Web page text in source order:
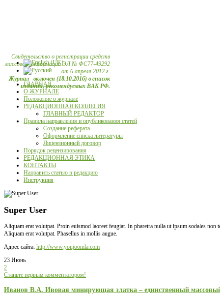
Свидетельство о регистрации средств
массовой информации ЭЛ № ФС77-49292
от 6 апреля 2012 г.
Журнал включен (18.10.2016) в список
изданий, рекомендуемых ВАК РФ.
ГЛАВНАЯ
О ЖУРНАЛЕ
Положение о журнале
РЕДАКЦИОННАЯ КОЛЛЕГИЯ
ГЛАВНЫЙ РЕДАКТОР
Правила направления и опубликования статей
Создание реферата
Оформление списка литературы
Лицензионный договор
Порядок рецензирования
РЕДАКЦИОННАЯ ЭТИКА
КОНТАКТЫ
Направить статью в редакцию
Инструкция
Super User
Aliquam erat volutpat. Proin euismod laoreet feugiat. In pharetra nulla ut ipsum sodales
Aliquam erat volutpat. Phasellus in mollis augue.
Адрес сайта: http://www.youjoomla.com
23 Июнь
2
Станьте первым комментатором!
Иванов В.А. Ивовая минирующая златка – единственный